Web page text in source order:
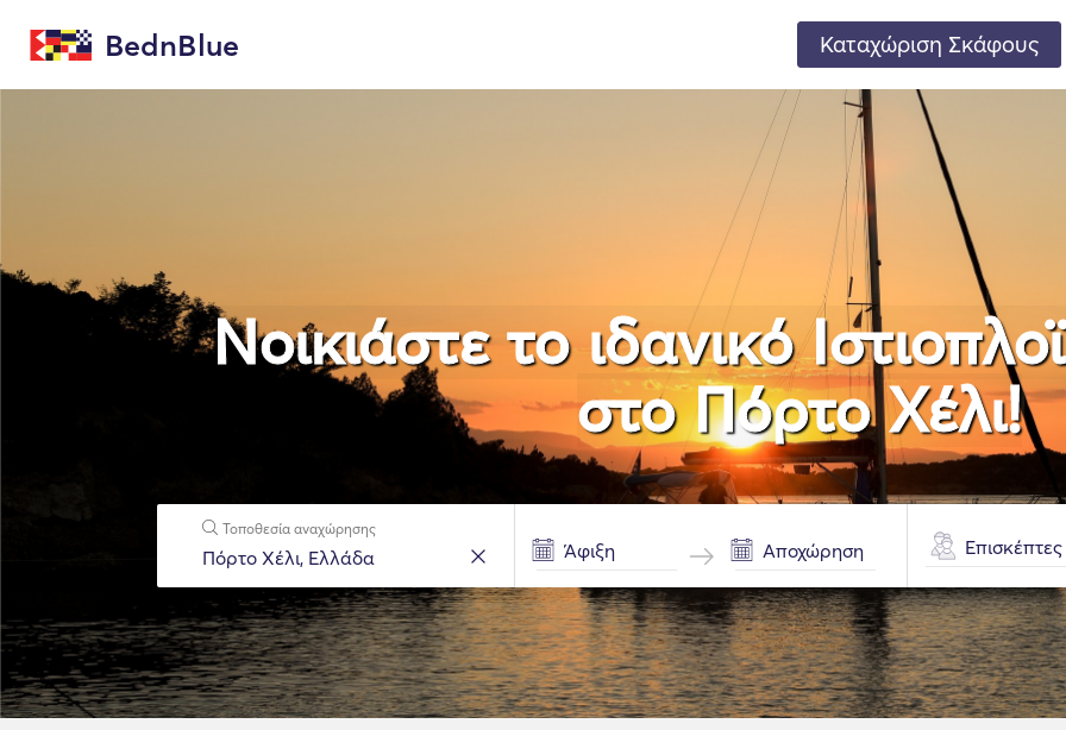
BednBlue Καταχώριση Σκάφους
Νοικιάστε το ιδανικό
στο Πόρτο Χέλι!
Τοποθεσία αναχώρησης
Επισκέπτες